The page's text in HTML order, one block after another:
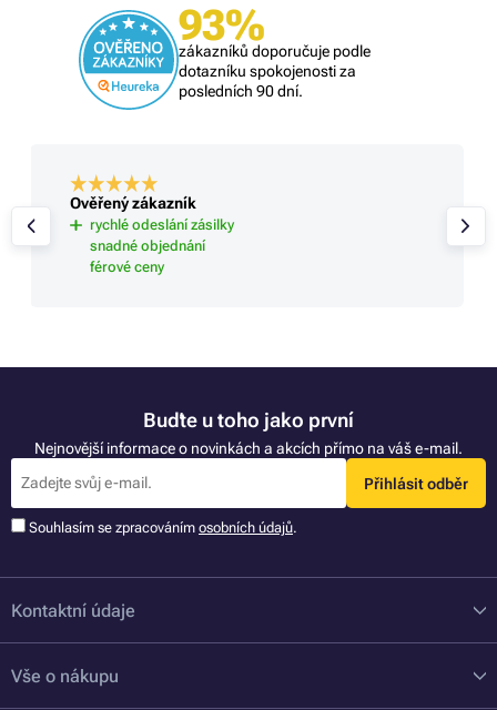
93%
zákazníků doporučuje podle
dotazníku spokojenosti za
posledních 90 dní.
Ověřený zákazník
rychlé odeslání zásilky
snadné objednání
férové ceny
Buďte u toho jako první
Nejnovější informace o novinkách a akcích přímo na váš e-mail.
Přihlásit odběr
Souhlasím se zpracováním osobních údajů.
Kontaktní údaje
Vše o nákupu